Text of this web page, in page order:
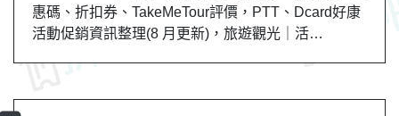
惠碼、折扣券、TakeMeTour評價，PTT、Dcard好康
活動促銷資訊整理(8 月更新)，旅遊觀光｜活…